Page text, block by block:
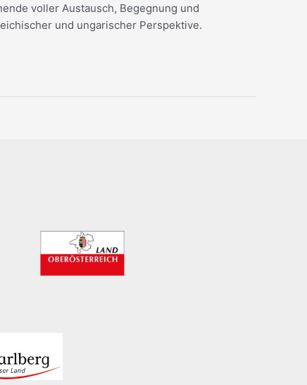
voller Austausch, Begegnung und
und ungarischer Perspektive.